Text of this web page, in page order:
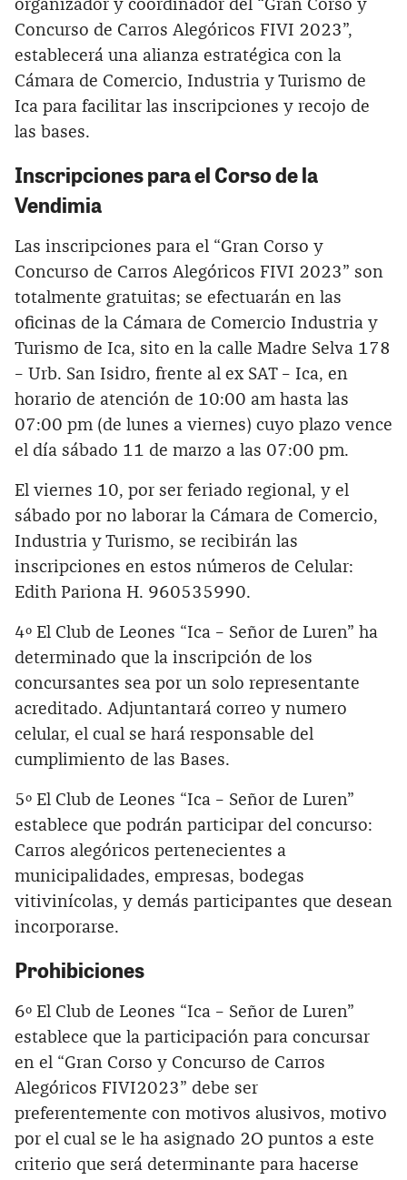
organizador y coordinador del “Gran Corso y
Concurso de Carros Alegóricos FIVI 2023”,
establecerá una alianza estratégica con la
Cámara de Comercio, Industria y Turismo de
Ica para facilitar las inscripciones y recojo de
las bases.
Inscripciones para el Corso de la
Vendimia
Las inscripciones para el “Gran Corso y
Concurso de Carros Alegóricos FIVI 2023” son
totalmente gratuitas; se efectuarán en las
oficinas de la Cámara de Comercio Industria y
Turismo de Ica, sito en la calle Madre Selva 178
– Urb. San Isidro, frente al ex SAT – Ica, en
horario de atención de 10:00 am hasta las
07:00 pm (de lunes a viernes) cuyo plazo vence
el día sábado 11 de marzo a las 07:00 pm.
El viernes 10, por ser feriado regional, y el
sábado por no laborar la Cámara de Comercio,
Industria y Turismo, se recibirán las
inscripciones en estos números de Celular:
Edith Pariona H. 960535990.
4º El Club de Leones “Ica – Señor de Luren” ha
determinado que la inscripción de los
concursantes sea por un solo representante
acreditado. Adjuntantará correo y numero
celular, el cual se hará responsable del
cumplimiento de las Bases.
5º El Club de Leones “Ica – Señor de Luren”
establece que podrán participar del concurso:
Carros alegóricos pertenecientes a
municipalidades, empresas, bodegas
vitivinícolas, y demás participantes que desean
incorporarse.
Prohibiciones
6º El Club de Leones “Ica – Señor de Luren”
establece que la participación para concursar
en el “Gran Corso y Concurso de Carros
Alegóricos FIVI2023” debe ser
preferentemente con motivos alusivos, motivo
por el cual se le ha asignado 2O puntos a este
criterio que será determinante para hacerse